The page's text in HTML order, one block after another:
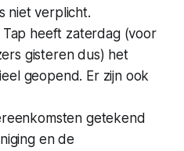
niet verplicht.
heeft zaterdag (voor
gisteren dus) het
geopend. Er zijn ook
getekend
en de